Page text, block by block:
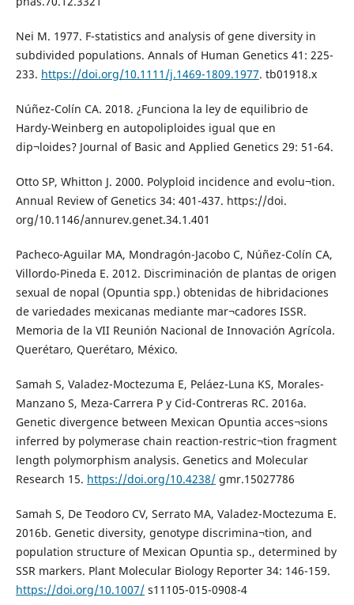
Nei M. 1977. F-statistics and analysis of gene diversity in
subdivided populations. Annals of Human Genetics 41: 225-
233. https://doi.org/10.1111/j.1469-1809.1977. tb01918.x
Núñez-Colín CA. 2018. ¿Funciona la ley de equilibrio de
Hardy-Weinberg en autopoliploides igual que en
dip¬loides? Journal of Basic and Applied Genetics 29: 51-64.
Otto SP, Whitton J. 2000. Polyploid incidence and evolu¬tion.
Annual Review of Genetics 34: 401-437. https://doi.
org/10.1146/annurev.genet.34.1.401
Pacheco-Aguilar MA, Mondragón-Jacobo C, Núñez-Colín CA,
Villordo-Pineda E. 2012. Discriminación de plantas de origen
sexual de nopal (Opuntia spp.) obtenidas de hibridaciones
de variedades mexicanas mediante mar¬cadores ISSR.
Memoria de la VII Reunión Nacional de Innovación Agrícola.
Querétaro, Querétaro, México.
Samah S, Valadez-Moctezuma E, Peláez-Luna KS, Morales-
Manzano S, Meza-Carrera P y Cid-Contreras RC. 2016a.
Genetic divergence between Mexican Opuntia acces¬sions
inferred by polymerase chain reaction-restric¬tion fragment
length polymorphism analysis. Genetics and Molecular
Research 15. https://doi.org/10.4238/gmr.15027786
Samah S, De Teodoro CV, Serrato MA, Valadez-Moctezuma E.
2016b. Genetic diversity, genotype discrimina¬tion, and
population structure of Mexican Opuntia sp., determined by
SSR markers. Plant Molecular Biology Reporter 34: 146-159.
https://doi.org/10.1007/s11105-015-0908-4